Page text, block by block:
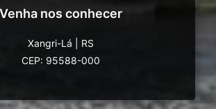
Venha nos conhecer
Xangri-Lá
RS
CEP: 95588-000